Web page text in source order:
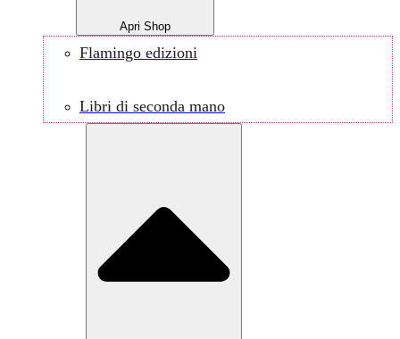
Apri Shop
Flamingo edizioni
Libri di seconda mano